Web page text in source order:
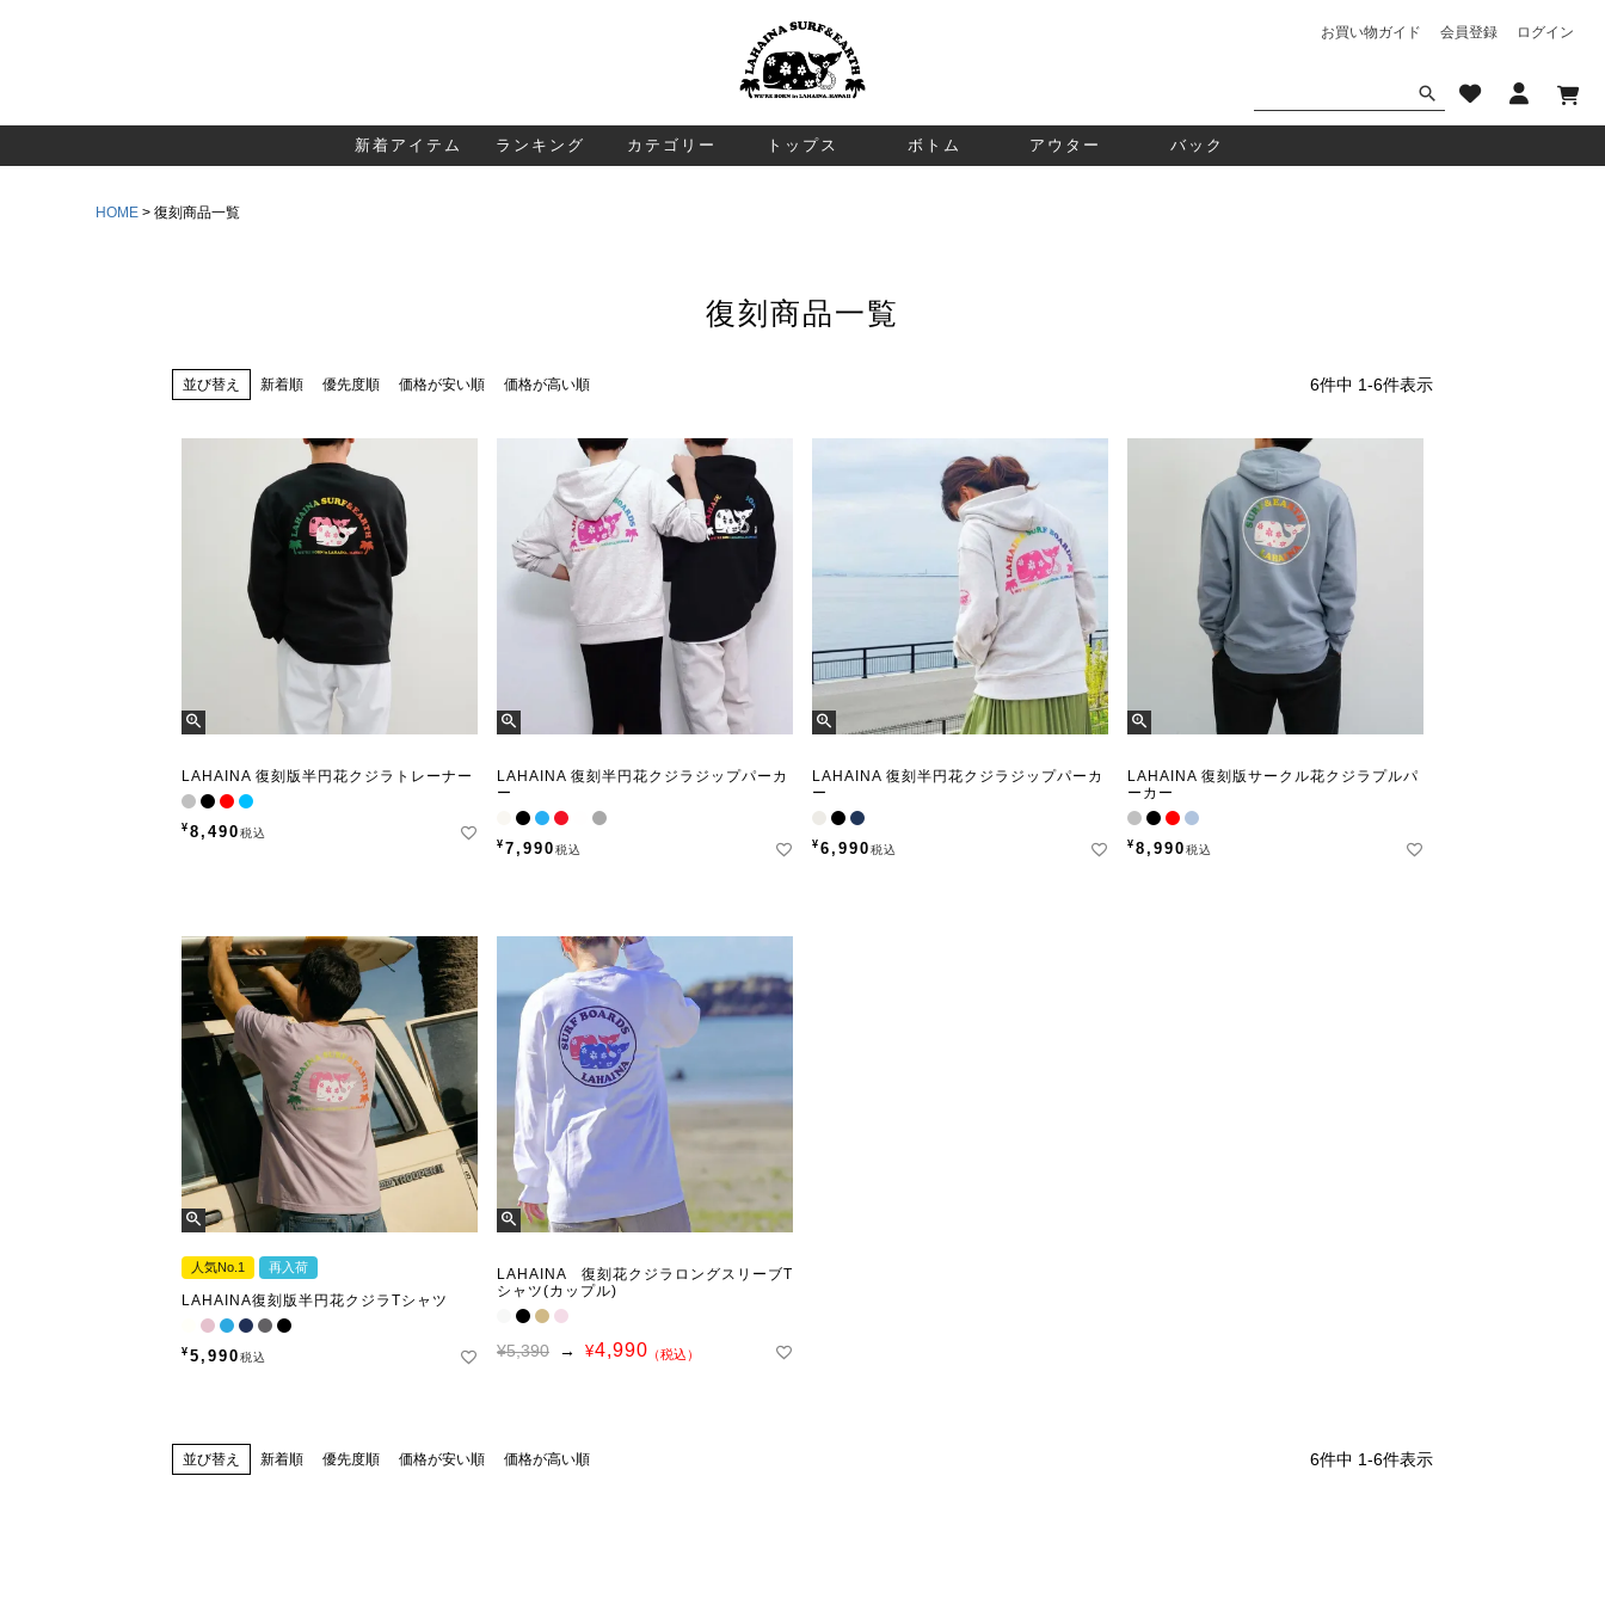
お買い物ガイド 会員登録 ログイン
検索
新着アイテム ランキング カテゴリー トップス ボトム アウター バック
HOME 復刻商品一覧
復刻商品一覧
並び替え 新着順 優先度順 価格が安い順 価格が高い順 6件中 1-6件表示
LAHAINA 復刻版半円花クジラトレーナー
¥ 8,490税込
LAHAINA 復刻半円花クジラジップパーカ
ー
¥ 7,990税込
LAHAINA 復刻半円花クジラジップパーカ
ー
¥ 6,990税込
LAHAINA 復刻版サークル花クジラプルパ
ーカー
¥ 8,990税込
人気No.1 再入荷
LAHAINA復刻版半円花クジラTシャツ
¥ 5,990税込
LAHAINA 復刻花クジラロングスリーブT
シャツ(カップル)
¥5,390 → ¥4,990 （税込）
並び替え 新着順 優先度順 価格が安い順 価格が高い順 6件中 1-6件表示